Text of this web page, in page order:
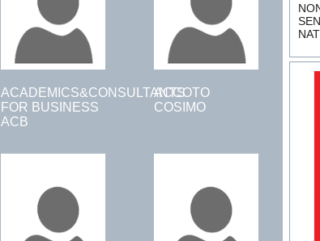
ACADEMICS&CONSULTANTS
FOR BUSINESS
ACB
ACCOTO
COSIMO